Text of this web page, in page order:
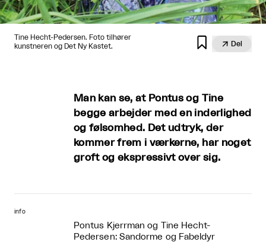
Tine Hecht-Pedersen. Foto tilhører
kunstneren og Det Ny Kastet.
  Del
Man kan se, at Pontus og Tine
begge arbejder med en inderlighed
og følsomhed. Det udtryk, der
kommer frem i værkerne, har noget
groft og ekspressivt over sig.
info
Pontus Kjerrman og Tine Hecht-
Pedersen: Sandorme og Fabeldyr